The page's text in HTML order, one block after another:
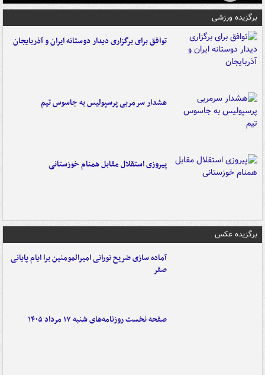
برگزیده ورزشی
توافق برای برگزاری دیدار دوستانه ایران و آذربایجان
هشدار سرمربی پرسپولیس به جاسوس تیم
پیروزی استقلال مقابل همنام خوزستانی
برگزیده عکس
آماده سازی ضریح نورانی امیرالمومنین برا ایام پایانی
صفر
صفحه نخست روزنامه‌های شنبه ۱۷ مرداد ۱۴۰۵